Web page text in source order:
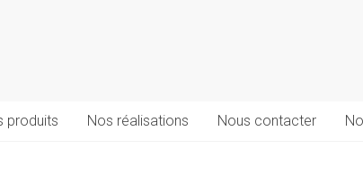
produits Nos réalisations Nous contacter